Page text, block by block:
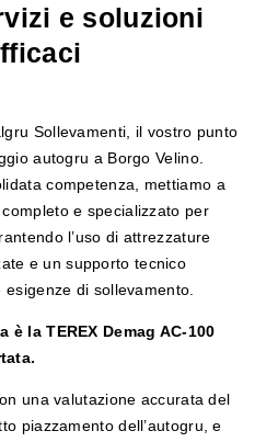
e soluzioni
Sollevamenti, il vostro punto
autogru a Borgo Velino.
competenza, mettiamo a
e specializzato per
l’uso di attrezzature
e un supporto tecnico
di sollevamento.
la TEREX Demag AC-100
una valutazione accurata del
piazzamento dell’autogru, e